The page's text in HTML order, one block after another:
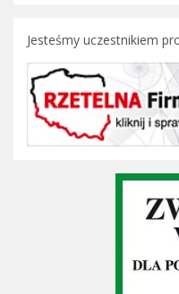
Jesteśmy uczestnikiem